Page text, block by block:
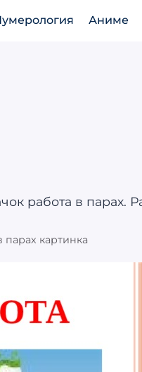
Аниме
парах картинка